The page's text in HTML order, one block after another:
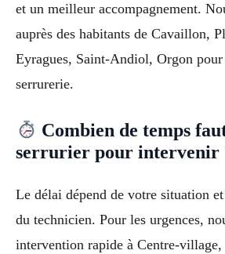
et un meilleur accompagnement.
auprès des habitants de Cavaillon,
Eyragues, Saint-Andiol, Orgon pour
serrurerie.
Combien de temps
serrurier pour intervenir
Le délai dépend de votre situation
du technicien. Pour les urgences,
intervention rapide à Centre-